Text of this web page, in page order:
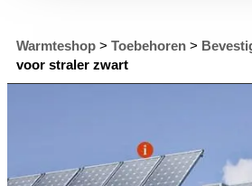
Warmteshop > Toebehoren >
voor straler zwart